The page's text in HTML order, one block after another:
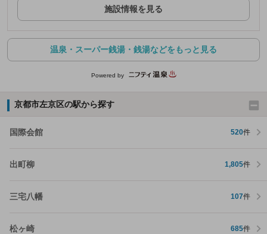
施設情報を見る
温泉・スーパー銭湯・銭湯などをもっと見る
Powered by
京都市左京区の駅から探す
国際会館 520件
出町柳 1,805件
三宅八幡 107件
松ヶ崎 685件